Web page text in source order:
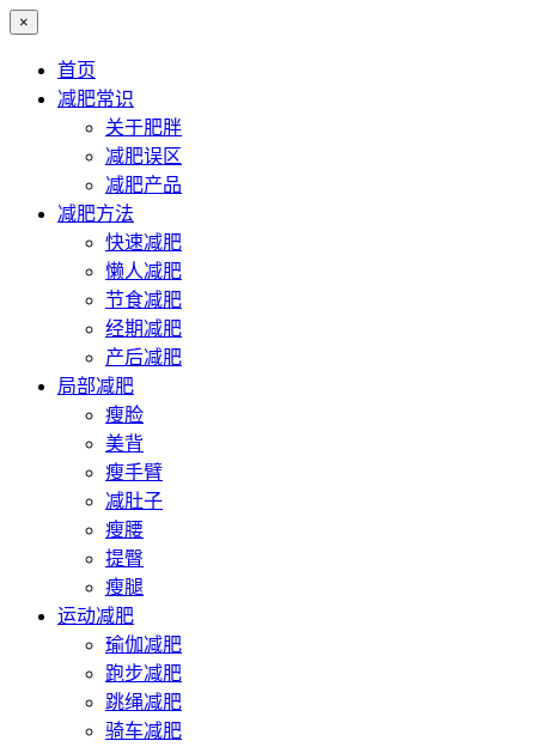
×
首页
减肥常识
关于肥胖
减肥误区
减肥产品
减肥方法
快速减肥
懒人减肥
节食减肥
经期减肥
产后减肥
局部减肥
瘦脸
美背
瘦手臂
减肚子
瘦腰
提臀
瘦腿
运动减肥
瑜伽减肥
跑步减肥
跳绳减肥
骑车减肥